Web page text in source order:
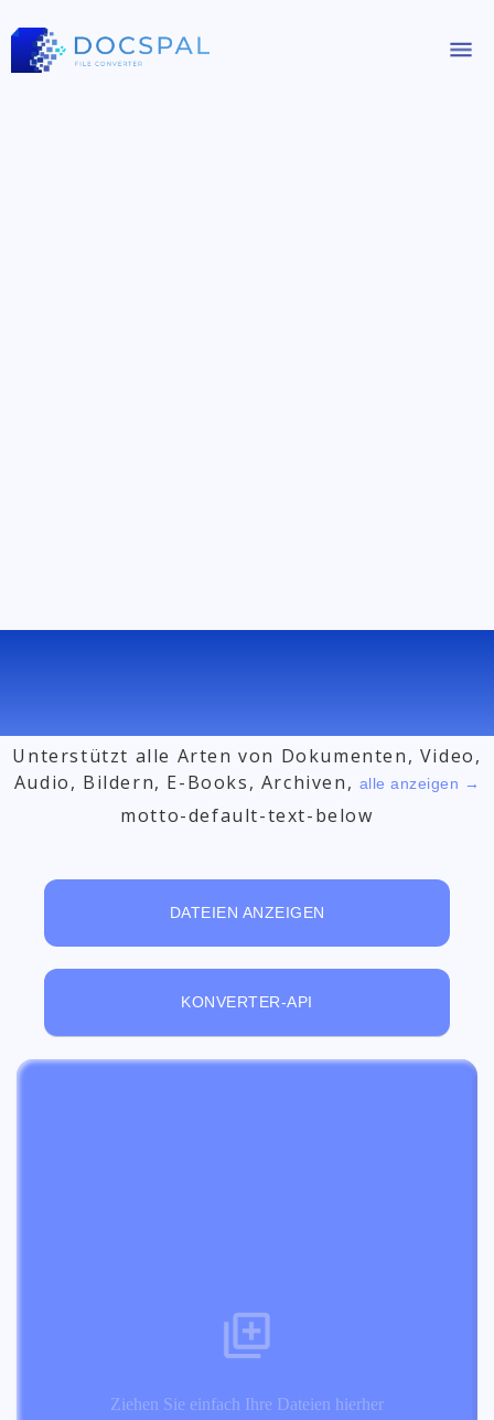
Unterstützt alle Arten von Dokumenten, Video,
Audio, Bildern, E-Books, Archiven, alle anzeigen →
motto-default-text-below
DATEIEN ANZEIGEN
KONVERTER-API
Ziehen Sie einfach Ihre Dateien hierher